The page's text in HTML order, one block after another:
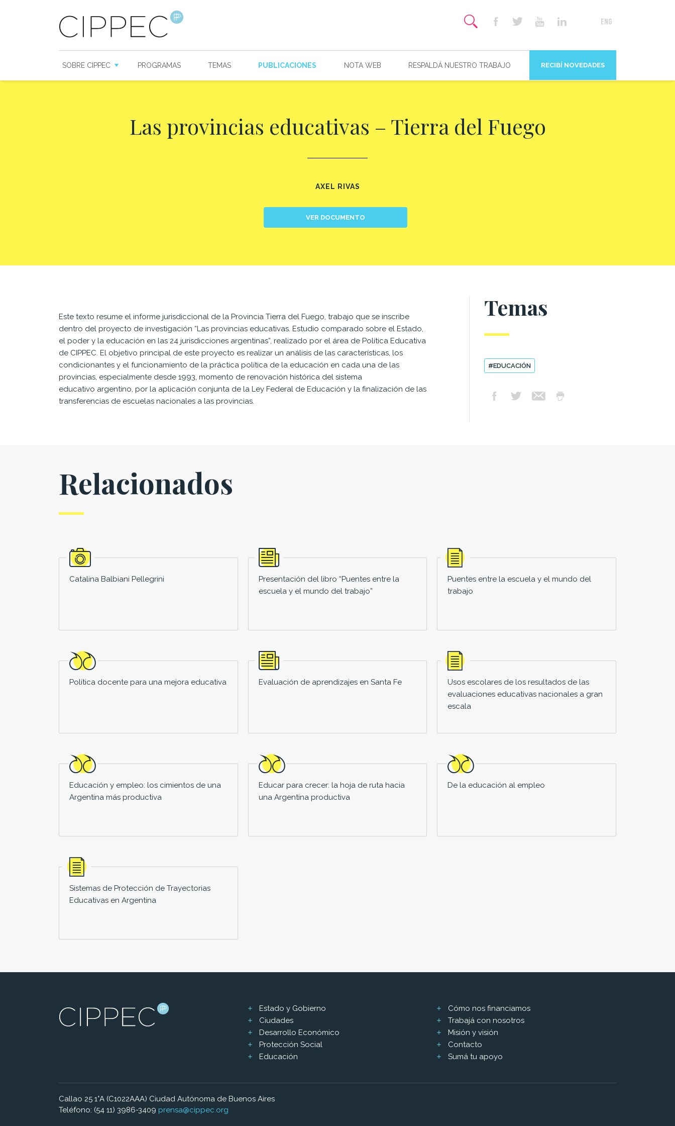
SOBRE CIPPEC PROGRAMAS TEMAS PUBLICACIONES NOTA WEB RESPALDÁ NUESTRO TRABAJO RECIBÍ NOVEDADES
Las provincias educativas – Tierra del Fuego
AXEL RIVAS
VER DOCUMENTO
Este texto resume el informe jurisdiccional de la Provincia Tierra del Fuego, trabajo que se inscribe
dentro del proyecto de investigación “Las provincias educativas. Estudio comparado sobre el Estado,
el poder y la educación en las 24 jurisdicciones argentinas”, realizado por el área de Política Educativa
de CIPPEC. El objetivo principal de este proyecto es realizar un análisis de las características, los
condicionantes y el funcionamiento de la práctica política de la educación en cada una de las
provincias, especialmente desde 1993, momento de renovación histórica del sistema
educativo argentino, por la aplicación conjunta de la Ley Federal de Educación y la finalización de las
transferencias de escuelas nacionales a las provincias.
Temas
#EDUCACIÓN
Relacionados
Catalina Balbiani Pellegrini
Presentación del libro “Puentes entre la
escuela y el mundo del trabajo”
Puentes entre la escuela y el mundo del
trabajo
Política docente para una mejora educativa Evaluación de aprendizajes en Santa Fe
Usos escolares de los resultados de las
evaluaciones educativas nacionales a gran
escala
Educación y empleo: los cimientos de una
Argentina más productiva
Educar para crecer: la hoja de ruta hacia
una Argentina productiva
De la educación al empleo
Sistemas de Protección de Trayectorias
Educativas en Argentina
Estado y Gobierno
Ciudades
Desarrollo Económico
Protección Social
Educación
Cómo nos financiamos
Trabajá con nosotros
Misión y visión
Contacto
Sumá tu apoyo
Callao 25 1°A (C1022AAA) Ciudad Autónoma de Buenos Aires
Teléfono: (54 11) 3986-3409 prensa@cippec.org